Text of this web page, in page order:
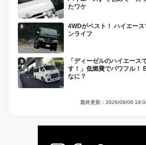
たワケ
4WDがベスト！ ハイエー
ンライフ
「ディーゼルのハイエー
す！」低燃費でパワフル！
なに？
最終更新：2026/08/06